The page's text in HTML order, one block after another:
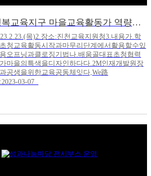
2023. 진천행복교육지구 마을교육활동가 역량강화 연수(2.23.)
목)2.장소:진천교육지원청3.내용가.학
청교육활동시작과마무리단계에서활용할수있
오프닝과클로징기법나.배움골대표초청협력
마을의특색을디자인하다다.2M인재개발원장
공생을위한교육공동체잇다,We路
03-07